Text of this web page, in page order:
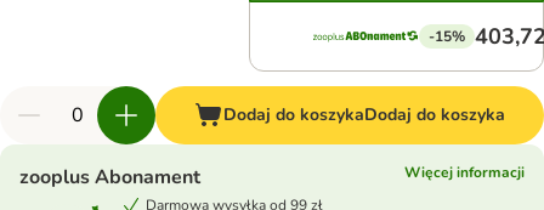
-15%
Dodaj do koszykaDodaj do koszyka
zooplus Abonament
Więcej informacji
Darmowa wysyłka od 99 zł